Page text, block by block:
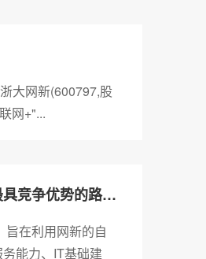
大网新(600797,股
网+"...
“整体提交”战略——云生态下网新最具竞争优势的路径选择（ChinaSourcing 2014年6月刊）
在利用网新的自
能力、IT基础建